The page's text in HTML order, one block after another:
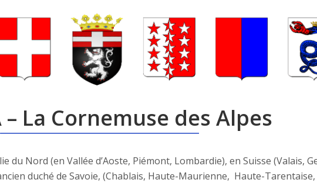
– La Cornemuse des Alpes
du Nord (en Vallée d’Aoste, Piémont, Lombardie), en Suisse (Valais,
duché de Savoie, (Chablais, Haute-Maurienne, Haute-